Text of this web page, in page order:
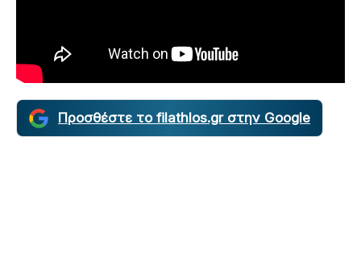
Προσθέστε το filathlos.gr στην Google